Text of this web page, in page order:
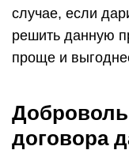
случае, если
решить данную
проще и
договора